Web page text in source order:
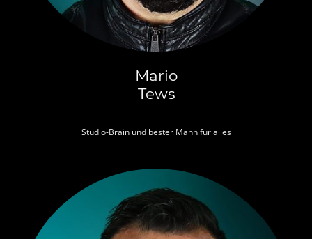
Mario
Tews
Studio-Brain und bester Mann für alles